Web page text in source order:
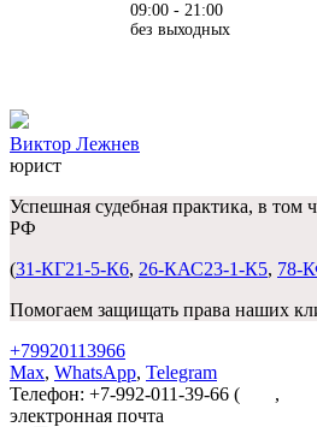
09:00 - 21:00
без выходных
Виктор Лежнев
юрист
Успешная судебная практика, в том
РФ
(31-КГ21-5-К6, 26-КАС23-1-К5, 78-
Помогаем защищать права наших
+79920113966
Max, WhatsApp, Telegram
Телефон: +7-992-011-39-66 (
,
электронная почта